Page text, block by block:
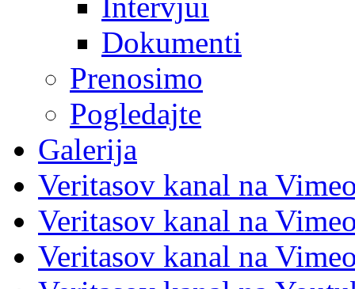
Intervjui
Dokumenti
Prenosimo
Pogledajte
Galerija
Veritasov kanal na
Veritasov kanal na
Veritasov kanal na